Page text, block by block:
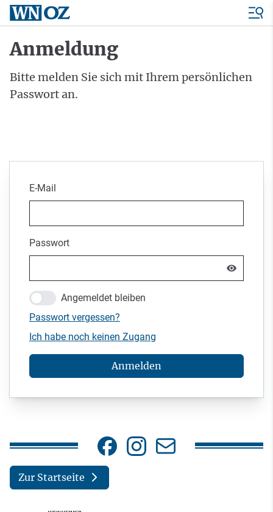
Anmeldung
Bitte melden Sie sich mit Ihrem persönlichen
Passwort an.
E-Mail
Passwort
Angemeldet bleiben
Passwort vergessen?
Ich habe noch keinen Zugang
Anmelden
Zur Startseite